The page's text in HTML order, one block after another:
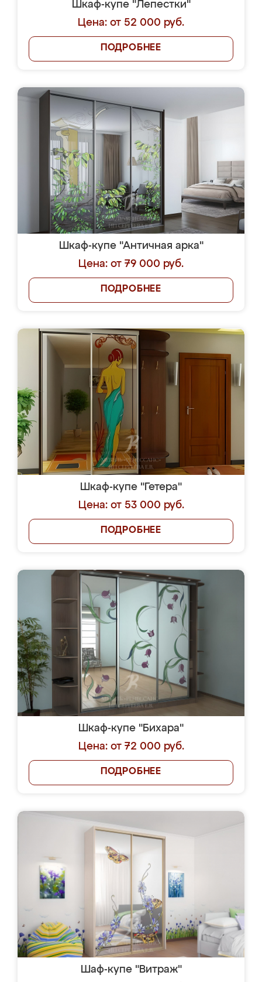
Шкаф-купе "Лепестки"
Цена: от 52 000 руб.
ПОДРОБНЕЕ
Шкаф-купе "Античная арка"
Цена: от 79 000 руб.
ПОДРОБНЕЕ
Шкаф-купе "Гетера"
Цена: от 53 000 руб.
ПОДРОБНЕЕ
Шкаф-купе "Бихара"
Цена: от 72 000 руб.
ПОДРОБНЕЕ
Шаф-купе "Витраж"